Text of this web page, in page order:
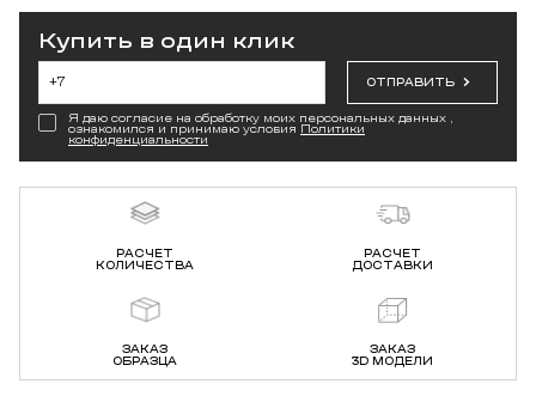
Купить в один клик
ОТПРАВИТЬ
Я даю согласие на обработку моих персональных данных ,
ознакомился и принимаю условия Политики
конфиденциальности
РАСЧЕТ
КОЛИЧЕСТВА
РАСЧЕТ
ДОСТАВКИ
ЗАКАЗ
ОБРАЗЦА
ЗАКАЗ
3D МОДЕЛИ